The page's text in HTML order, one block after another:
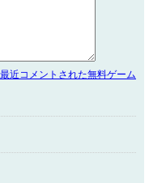
近コメントされた無料ゲーム